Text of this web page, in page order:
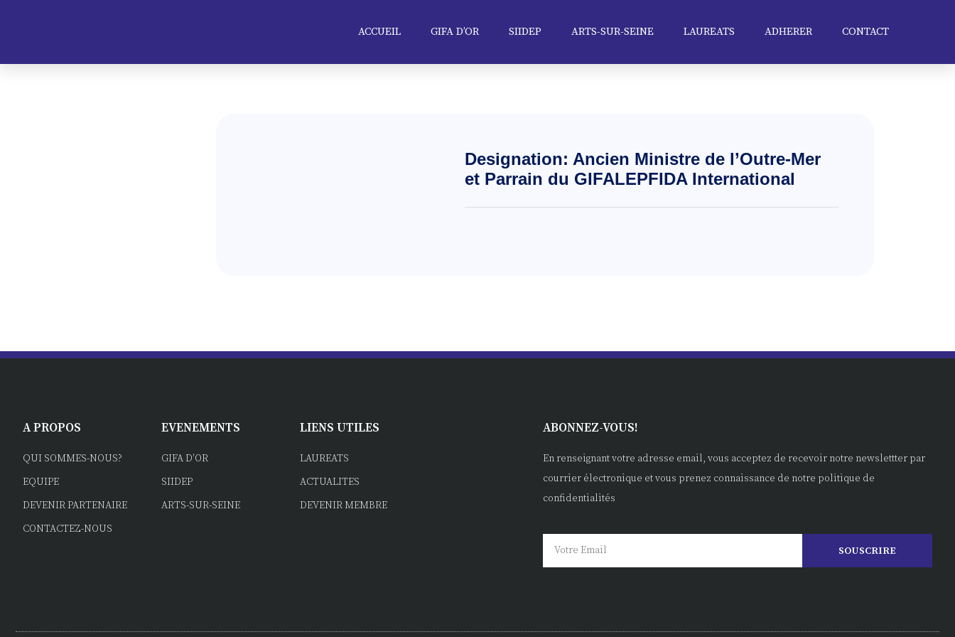
ACCUEIL GIFA D’OR SIIDEP ARTS-SUR-SEINE LAUREATS ADHERER CONTACT
Designation: Ancien Ministre de l’Outre-Mer
et Parrain du GIFALEPFIDA International
A PROPOS
QUI SOMMES-NOUS?
EQUIPE
DEVENIR PARTENAIRE
CONTACTEZ-NOUS
EVENEMENTS
GIFA D'OR
SIIDEP
ARTS-SUR-SEINE
LIENS UTILES
LAUREATS
ACTUALITES
DEVENIR MEMBRE
ABONNEZ-VOUS!
En renseignant votre adresse email, vous acceptez de recevoir notre newslettter par
courrier électronique et vous prenez connaissance de notre politique de
confidentialités
SOUSCRIRE